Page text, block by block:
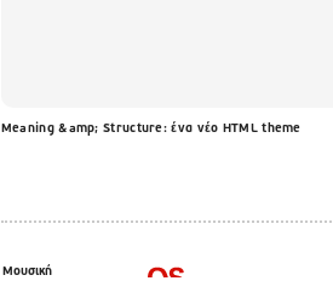
Meaning &amp; Structure: ένα νέο HTML theme
Μουσική